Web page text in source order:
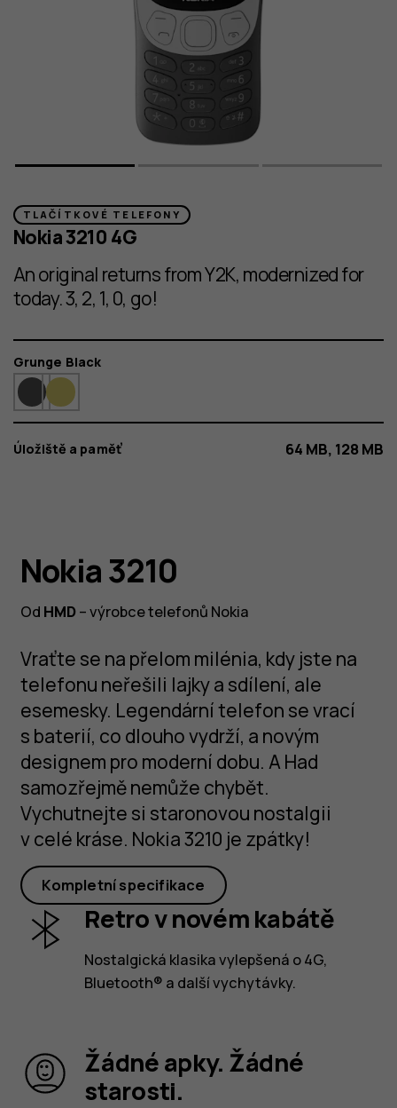
TLAČÍTKOVÉ TELEFONY
Nokia 3210 4G
An original returns from Y2K, modernized for
today. 3, 2, 1, 0, go!
Barva
Grunge Black
Úložiště a paměť 64 MB, 128 MB
Nokia 3210
NOKIA 3210
today. 3, 2, 1, 0, go!
Nokia 3210
Od HMD– výrobce telefonů Nokia
Vraťte se na přelom milénia, kdy jste na
telefonu neřešili lajky a sdílení, ale
esemesky. Legendární telefon se vrací
s baterií, co dlouho vydrží, a novým
designem pro moderní dobu. A Had
samozřejmě nemůže chybět.
Vychutnejte si staronovou nostalgii
v celé kráse. Nokia 3210 je zpátky!
Kompletní specifikace
Retro v novém kabátě
Nostalgická klasika vylepšená o 4G,
Bluetooth® a další vychytávky.
Žádné apky. Žádné
starosti.